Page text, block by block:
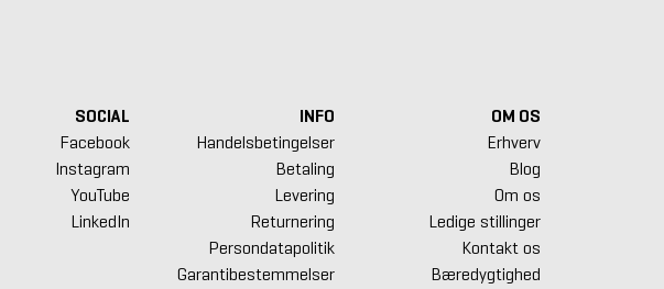
SOCIAL
Facebook
Instagram
YouTube
LinkedIn
INFO
Handelsbetingelser
Betaling
Levering
Returnering
Persondatapolitik
Garantibestemmelser
OM OS
Erhverv
Blog
Om os
Ledige stillinger
Kontakt os
Bæredygtighed